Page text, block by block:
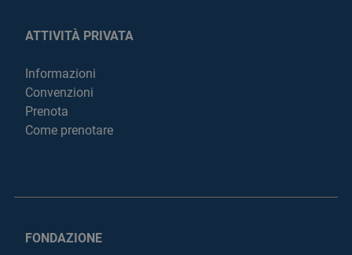
ATTIVITÀ PRIVATA
Informazioni
Convenzioni
Prenota
Come prenotare
FONDAZIONE